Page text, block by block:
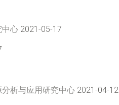
中心 2021-05-17
析与应用研究中心 2021-04-12